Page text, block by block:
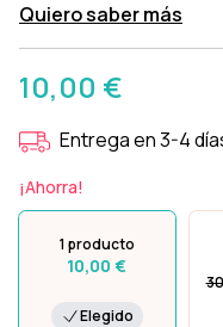
Quiero saber más
10,00 €
Entrega en 3-4
¡Ahorra!
1 producto
10,00 €
Elegido